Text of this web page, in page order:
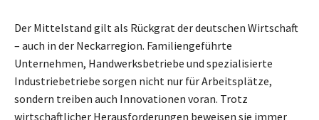
Der Mittelstand gilt als Rückgrat der deutschen Wirtschaft
– auch in der Neckarregion. Familiengeführte
Unternehmen, Handwerksbetriebe und spezialisierte
Industriebetriebe sorgen nicht nur für Arbeitsplätze,
sondern treiben auch Innovationen voran. Trotz
wirtschaftlicher Herausforderungen beweisen sie immer